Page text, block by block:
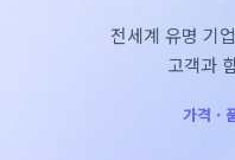
전세계 유명 기
고객과
가격 ·